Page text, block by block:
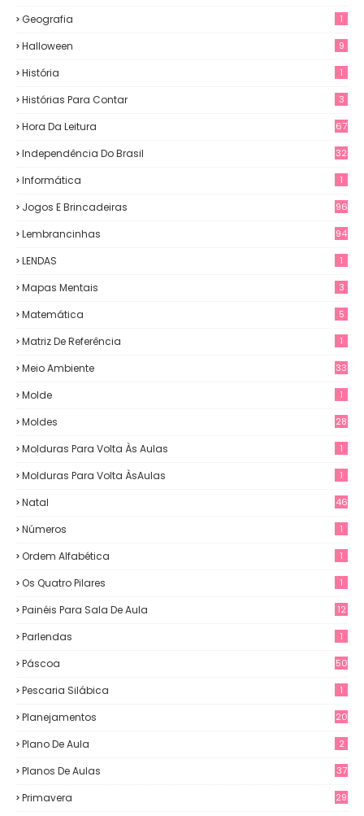
Geografia 1
Halloween 9
História 1
Histórias Para Contar 3
Hora Da Leitura 67
Independência Do Brasil 32
Informática 1
Jogos E Brincadeiras 96
Lembrancinhas 94
LENDAS 1
Mapas Mentais 3
Matemática 5
Matriz De Referência 1
Meio Ambiente 33
Molde 1
Moldes 28
Molduras Para Volta Às Aulas 1
Molduras Para Volta ÀsAulas 1
Natal 46
Números 1
Ordem Alfabética 1
Os Quatro Pilares 1
Painéis Para Sala De Aula
12
Parlendas 1
Páscoa 50
Pescaria Silábica 1
Planejamentos 20
Plano De Aula 2
Planos De Aulas 37
Primavera 29